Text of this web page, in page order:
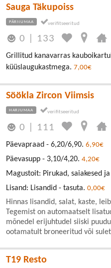
Sauga Täkupoiss
PÄRNUMAA
0 133
Grillitud kanavarras
küüslaugukastmega. 7,00€
Söökla Zircon Viimsis
HARJUMAA
0 111
Päevapraad - 6,20/6,90. 6,90€
Päevasupp - 3,10/4,20. 4,20€
Magustoit: Pirukad, saiakesed
Lisand: Lisandid - tasuta. 0,00€
Hinnas lisandid, salat, kaste,
Tegemist on automaatselt
mõnedel erijuhtudel siiski
ootamatult broneeritud või
T19 Resto